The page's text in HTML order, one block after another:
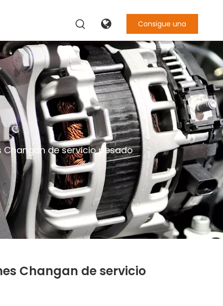
Consigue una
cotización
de servicio pesado
Changan de servicio